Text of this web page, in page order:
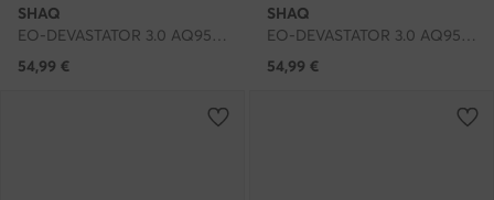
SHAQ
EO-DEVASTATOR 3.0 AQ95078Y-BZ · Čevlji za košarko
54,99 €
SHAQ
EO-DEVASTATOR 3.0 AQ95078Y-BWZ · Čevlji za košarko
54,99 €